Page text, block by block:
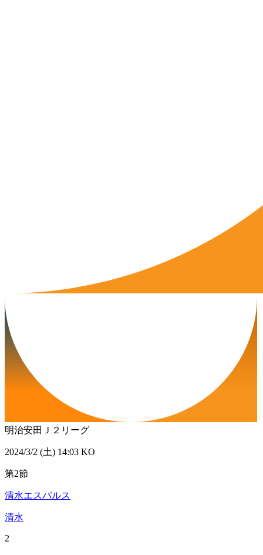
明治安田Ｊ２リーグ
2024/3/2 (土) 14:03 KO
第2節
清水エスパルス
清水
2